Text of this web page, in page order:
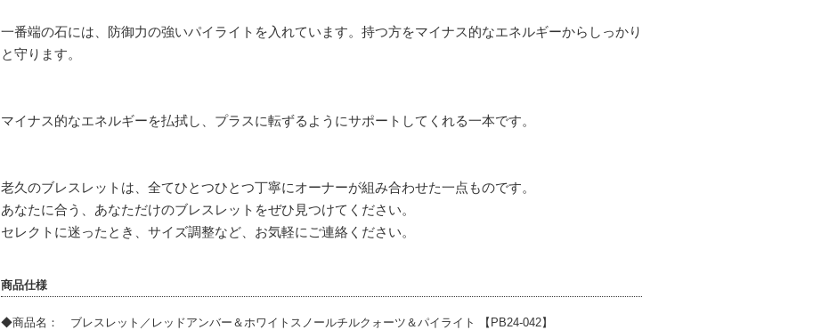
一番端の石には、防御力の強いパイライトを入れています。持つ方をマイナス的なエネルギーからしっかり
と守ります。
マイナス的なエネルギーを払拭し、プラスに転ずるようにサポートしてくれる一本です。
老久のブレスレットは、全てひとつひとつ丁寧にオーナーが組み合わせた一点ものです。
あなたに合う、あなただけのブレスレットをぜひ見つけてください。
セレクトに迷ったとき、サイズ調整など、お気軽にご連絡ください。
商品仕様
◆商品名： ブレスレット／レッドアンバー＆ホワイトスノールチルクォーツ＆パイライト 【PB24-042】